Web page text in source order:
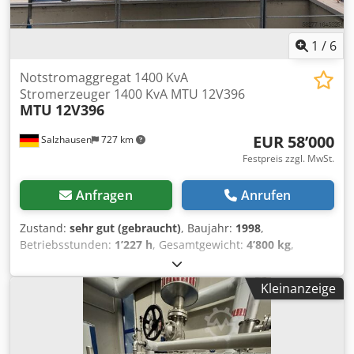
1 / 6
Salzhausen 727 km
Notstromaggregat 1400 KvA
Stromerzeuger 1400 KvA MTU 12V396
MTU 12V396
EUR 58’000
Festpreis zzgl. MwSt.
Anfragen Anrufen
Zustand: sehr gut (gebraucht), Baujahr: 1998,
Betriebsstunden: 1’227 h, Gesamtgewicht: 4’800 kg,
, Fassungsvermögen des Behälters:
1’000 l, Farbe:Grau, Leistung:280 kW (380.69 PS),
Ausgangsstrom:504 A, Ausgangsspannung: 400 V ,
Ausgangsfrequenz: 50 Hz, Art des Ausgangsstroms:
, Nennleistung:280 kW (380.69 PS),
Nennscheinleistung:350 kVA, Gesamtlänge:4’500 mm
Kleinanzeige